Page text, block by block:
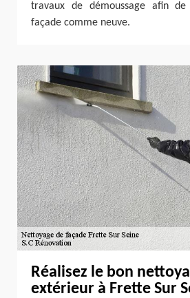
travaux de démoussage afin
façade comme neuve.
Réalisez le bon
extérieur à Frette Sur